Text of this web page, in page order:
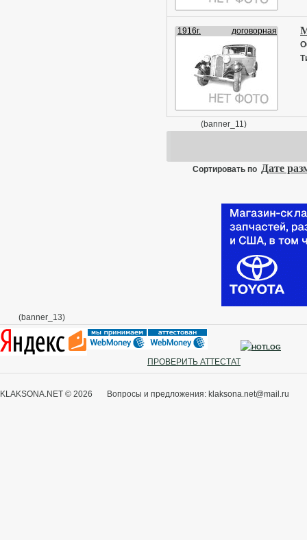
1916г. договорная
(banner_11)
Сортировать по Дате
(banner_13)
ПРОВЕРИТЬ АТТЕСТАТ
KLAKSONA.NET © 2026 Вопросы и предложения: klaksona.net@mail.ru